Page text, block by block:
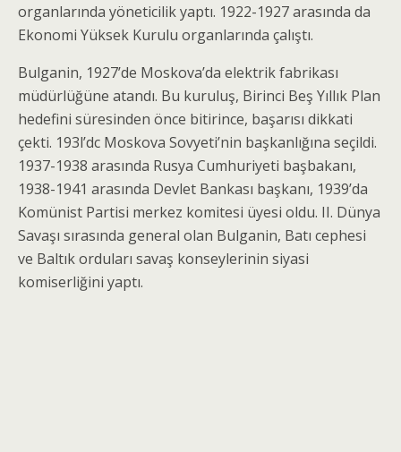
organlarında yöneticilik yaptı. 1922-1927 arasında da
Ekonomi Yüksek Kurulu organlarında çalıştı.
Bulganin, 1927’de Moskova’da elektrik fabrikası
müdürlüğüne atandı. Bu kuruluş, Birinci Beş Yıllık Plan
hedefini süresinden önce bitirince, başarısı dik­kati
çekti. 193l’dc Moskova Sovyeti’nin başkanlığına seçildi.
1937-1938 arasında Rusya Cumhuriyeti baş­bakanı,
1938-1941 arasında Devlet Bankası başkanı, 1939’da
Komünist Partisi merkez komitesi üyesi oldu. II. Dünya
Savaşı sırasında general olan Bulga­nin, Batı cephesi
ve Baltık orduları savaş konseyleri­nin siyasi
komiserliğini yaptı.